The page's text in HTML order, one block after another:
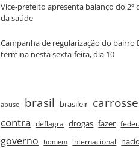
Vice‑prefeito apresenta balanço do
da saúde
Campanha de regularização do bairro
termina nesta sexta‑feira, dia 10
abuso brasil brasileir
contra deflagra drogas fazer
governo homem internacional